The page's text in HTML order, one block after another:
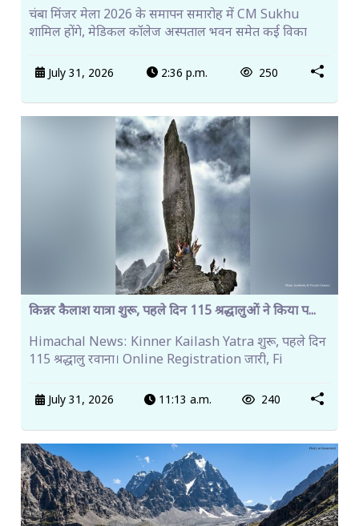
चंबा मिंजर मेला 2026 के समापन समारोह में CM Sukhu
शामिल होंगे, मेडिकल कॉलेज अस्पताल भवन समेत कई विका
July 31, 2026 2:36 p.m. 250
किन्नर कैलाश यात्रा शुरू, पहले दिन 115 श्रद्धालुओं ने किया प...
Himachal News: Kinner Kailash Yatra शुरू, पहले दिन
115 श्रद्धालु रवाना। Online Registration जारी, Fi
July 31, 2026 11:13 a.m. 240